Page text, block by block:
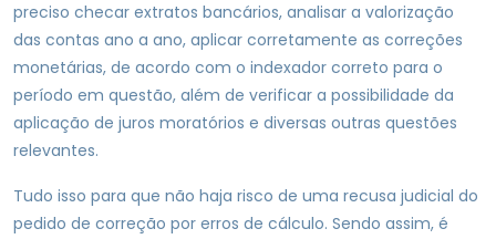
preciso checar extratos bancários, analisar a valorização
das contas ano a ano, aplicar corretamente as correções
monetárias, de acordo com o indexador correto para o
período em questão, além de verificar a possibilidade da
aplicação de juros moratórios e diversas outras questões
relevantes.
Tudo isso para que não haja risco de uma recusa judicial do
pedido de correção por erros de cálculo. Sendo assim, é